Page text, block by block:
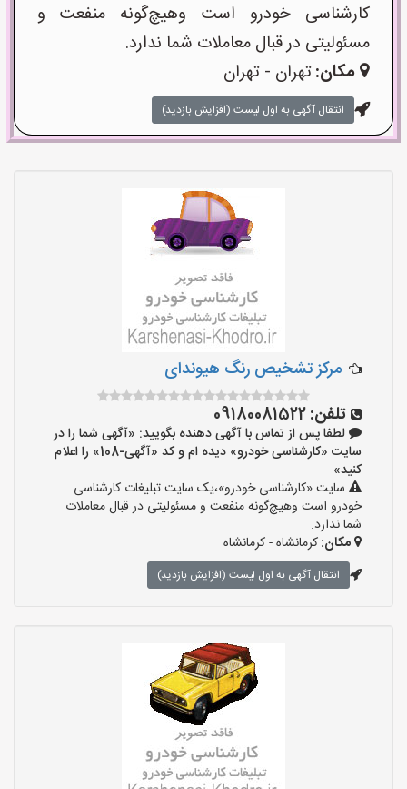
کارشناسی خودرو است وهیچ‌گونه منفعت و
مسئولیتی در قبال معاملات شما ندارد.
مکان:تهران - تهران
انتقال آگهی به اول لیست (افزایش بازدید)
مرکز تشخیص رنگ هیوندای
تلفن:09180081522
لطفا پس از تماس با آگهی دهنده بگویید: «آگهی شما را در
سایت «کارشناسی خودرو» دیده ام و کد «آگهی-108» را اعلام
کنید»
سایت «کارشناسی خودرو»،یک سایت تبلیغات کارشناسی
خودرو است وهیچ‌گونه منفعت و مسئولیتی در قبال معاملات
شما ندارد.
مکان:کرمانشاه - کرمانشاه
انتقال آگهی به اول لیست (افزایش بازدید)